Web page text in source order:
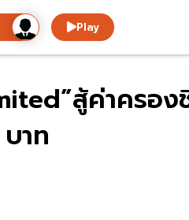
Play
สู้ค่าครอ
าท